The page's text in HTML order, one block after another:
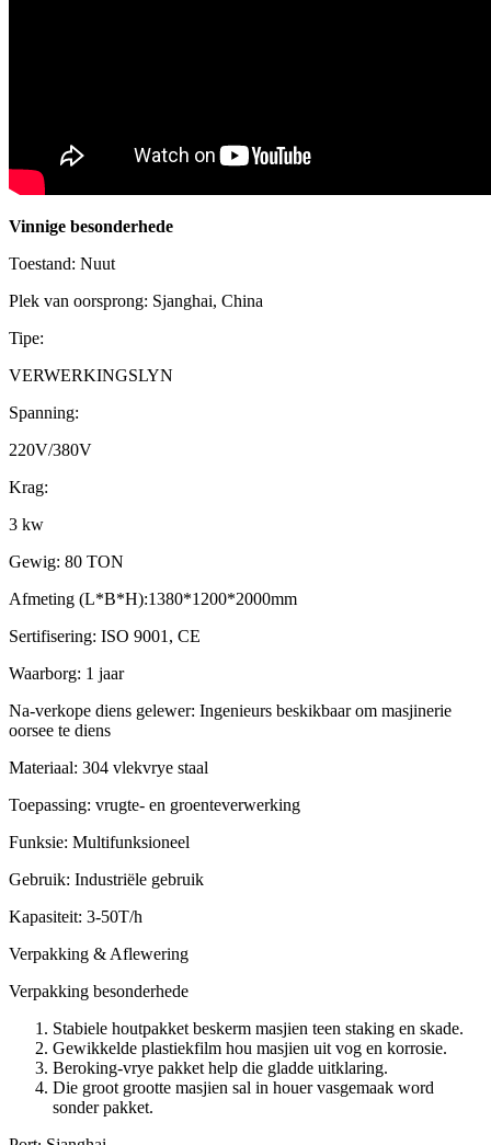
Vinnige besonderhede
Toestand: Nuut
Plek van oorsprong: Sjanghai, China
Tipe:
VERWERKINGSLYN
Spanning:
220V/380V
Krag:
3 kw
Gewig: 80 TON
Afmeting (L*B*H):1380*1200*2000mm
Sertifisering: ISO 9001, CE
Waarborg: 1 jaar
Na-verkope diens gelewer: Ingenieurs beskikbaar om masjinerie
oorsee te diens
Materiaal: 304 vlekvrye staal
Toepassing: vrugte- en groenteverwerking
Funksie: Multifunksioneel
Gebruik: Industriële gebruik
Kapasiteit: 3-50T/h
Verpakking & Aflewering
Verpakking besonderhede
Stabiele houtpakket beskerm masjien teen staking en skade.
Gewikkelde plastiekfilm hou masjien uit vog en korrosie.
Beroking-vrye pakket help die gladde uitklaring.
Die groot grootte masjien sal in houer vasgemaak word
sonder pakket.